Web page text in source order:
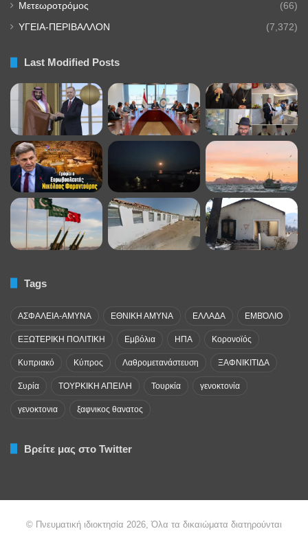
Μετεωροτρόμος (66)
ΥΓΕΙΑ-ΠΕΡΙΒΑΛΛΟΝ (7,372)
Last Modified Posts
Tags
ΑΣΦΑΛΕΙΑ-ΑΜΥΝΑ ΕΘΝΙΚΗ ΑΜΥΝΑ ΕΛΛΑΔΑ ΕΜΒΌΛΙΟ
ΕΞΩΤΕΡΙΚΗ ΠΟΛΙΤΙΚΗ Εμβόλια ΗΠΑ Κορονοϊός
Κυπριακό Κύπρος Λαθρομετανάστευση ΞΑΦΝΙΚΙΤΙΔΑ
Συρία ΤΟΥΡΚΙΚΗ ΑΠΕΙΛΗ Τουρκία γενοκτονία
γενοκτονια ξαφνικος θανατος
Βρείτε μας στο Twitter
© Πνευματική ιδιοκτησία 2026, Όλα τα δικαιώματα διατηρούνται